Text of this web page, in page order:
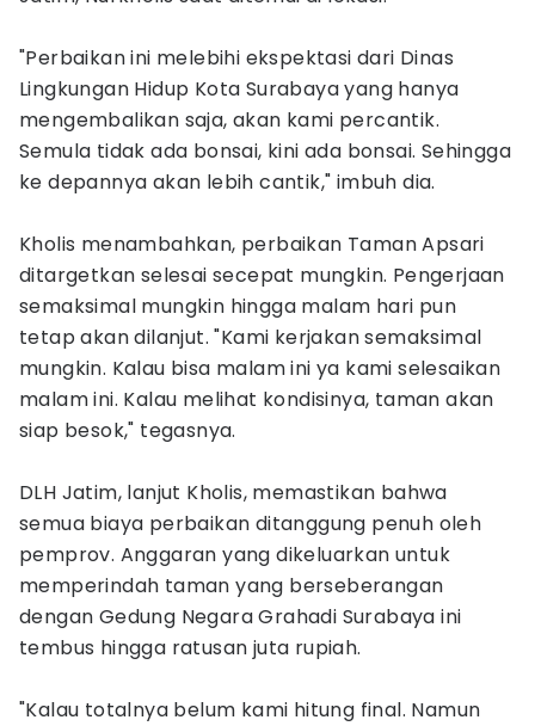
"Perbaikan ini melebihi ekspektasi dari Dinas
Lingkungan Hidup Kota Surabaya yang hanya
mengembalikan saja, akan kami percantik.
Semula tidak ada bonsai, kini ada bonsai. Sehingga
ke depannya akan lebih cantik," imbuh dia.
Kholis menambahkan, perbaikan Taman Apsari
ditargetkan selesai secepat mungkin. Pengerjaan
semaksimal mungkin hingga malam hari pun
tetap akan dilanjut. "Kami kerjakan semaksimal
mungkin. Kalau bisa malam ini ya kami selesaikan
malam ini. Kalau melihat kondisinya, taman akan
siap besok," tegasnya.
DLH Jatim, lanjut Kholis, memastikan bahwa
semua biaya perbaikan ditanggung penuh oleh
pemprov. Anggaran yang dikeluarkan untuk
memperindah taman yang berseberangan
dengan Gedung Negara Grahadi Surabaya ini
tembus hingga ratusan juta rupiah.
"Kalau totalnya belum kami hitung final. Namun